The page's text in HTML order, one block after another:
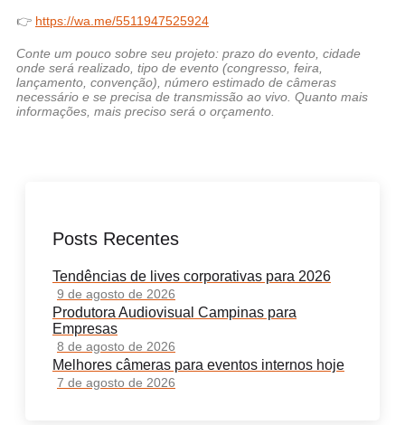
👉 https://wa.me/5511947525924
Conte um pouco sobre seu projeto: prazo do evento, cidade
onde será realizado, tipo de evento (congresso, feira,
lançamento, convenção), número estimado de câmeras
necessário e se precisa de transmissão ao vivo. Quanto mais
informações, mais preciso será o orçamento.
Posts Recentes
Tendências de lives corporativas para 2026
9 de agosto de 2026
Produtora Audiovisual Campinas para
Empresas
8 de agosto de 2026
Melhores câmeras para eventos internos hoje
7 de agosto de 2026